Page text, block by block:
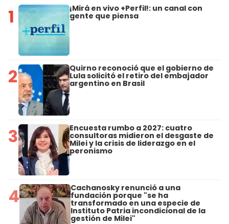
1 ¡Mirá en vivo +Perfil!: un canal con
gente que piensa
2 Quirno reconoció que el gobierno de
Lula solicitó el retiro del embajador
argentino en Brasil
3 Encuesta rumbo a 2027: cuatro
consultoras midieron el desgaste de
Milei y la crisis de liderazgo en el
peronismo
4 Cachanosky renunció a una
fundación porque "se ha
transformado en una especie de
Instituto Patria incondicional de la
gestión de Milei"